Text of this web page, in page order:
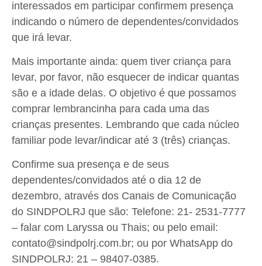
interessados em participar confirmem presença
indicando o número de dependentes/convidados
que irá levar.
Mais importante ainda: quem tiver criança para
levar, por favor, não esquecer de indicar quantas
são e a idade delas. O objetivo é que possamos
comprar lembrancinha para cada uma das
crianças presentes. Lembrando que cada núcleo
familiar pode levar/indicar até 3 (três) crianças.
Confirme sua presença e de seus
dependentes/convidados até o dia 12 de
dezembro, através dos Canais de Comunicação
do SINDPOLRJ que são: Telefone: 21- 2531-7777
– falar com Laryssa ou Thais; ou pelo email:
contato@sindpolrj.com.br; ou por WhatsApp do
SINDPOLRJ: 21 – 98407-0385.